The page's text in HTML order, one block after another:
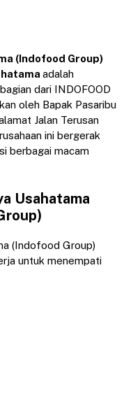
(Indofood Group)
adalah
dari INDOFOOD
oleh Bapak Pasaribu
Jalan Terusan
ini bergerak
berbagai macam
Usahatama
(Indofood Group)
untuk menempati